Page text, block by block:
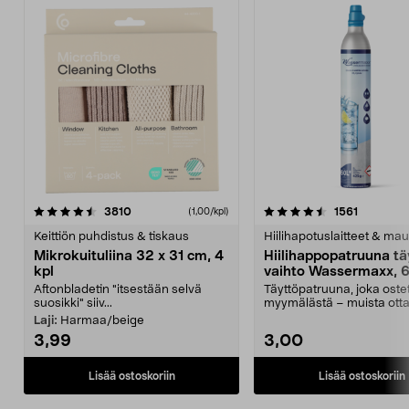
3810arvostelut (1,00/kpl)
Keittiön puhdistus & tiskaus
Mikrokuituliina 32 x 31 cm, 4
kpl
Aftonbladetin "itsestään selvä
suosikki" siiv...
Laji: Harmaa/beige
3,99
Lisää ostoskoriin
4.5viidestä
1561
Hiilihapotuslaitteet &
Hiilihappopatruuna
vaihto Wassermaxx,
Täyttöpatruuna, joka
myymälästä – muista
3,00
Lisää ostoskoriin
4.5viidestä